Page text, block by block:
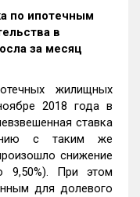
по ипотечным
в
за месяц
жилищных
2018 года в
ставка
с таким же
снижение
9,50%). При этом
для долевого